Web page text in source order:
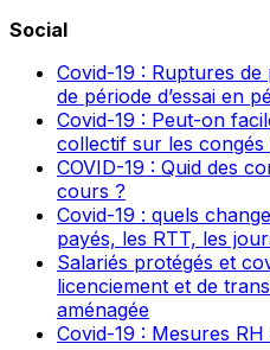
Social
Covid-19 : Ruptures de
de période d’essai en
Covid-19 : Peut-on
collectif sur les congés
COVID-19 : Quid des
cours ?
Covid-19 : quels
payés, les RTT, les
Salariés protégés et
licenciement et de
aménagée
Covid-19 : Mesures